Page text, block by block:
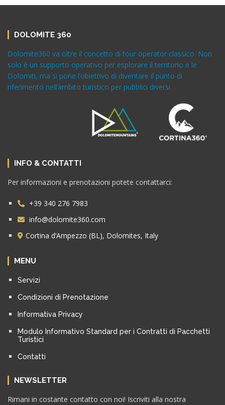
DOLOMITE 360
Dolomite360 va oltre il concetto di tour operator classico. Non
solo è un supporto operativo per esplorare il territorio e le
Dolomiti, ma si pone l’obiettivo di diventare il punto di
riferimento nell’ambito turistico per pubblici diversi.
INFO & CONTATTI
Per informazioni e prenotazioni potete contattarci:
+39 340 276 7983
info@dolomite360.com
Cortina d’Ampezzo (BL), Dolomites, Italy
MENU
Servizi
Condizioni di Prenotazione
Informativa Privacy
Modulo Informativo Standard per i Contratti di Pacchetti
Turistici
Contatti
NEWSLETTER
Rimani in costante contatto con noi! Iscriviti alla nostra